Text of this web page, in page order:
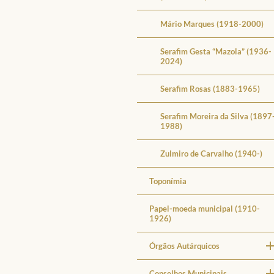
Mário Marques (1918-2000)
Serafim Gesta “Mazola” (1936-
2024)
Serafim Rosas (1883-1965)
Serafim Moreira da Silva
1988)
Zulmiro de Carvalho (1940-)
Toponímia
Papel-moeda municipal (1910-
1926)
Órgãos Autárquicos